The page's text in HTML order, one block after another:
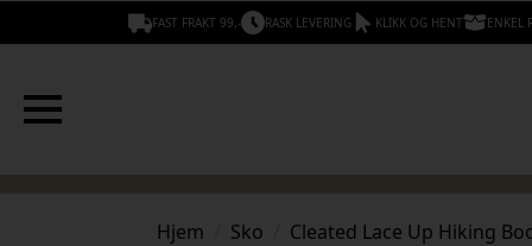
FAST FRAKT 99,- RASK LEVERING KLIKK OG HENT ENKEL
Hjem Sko Cleated Lace Up Hiking